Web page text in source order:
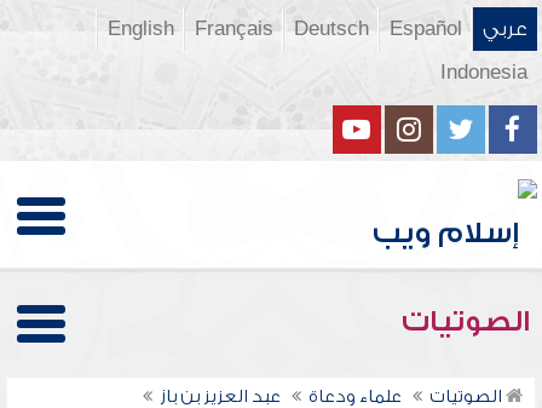
عربي Español
Deutsch
Français
English
Indonesia
الصوتيات
الصوتيات علماء ودعاة
عبد العزيز بن باز